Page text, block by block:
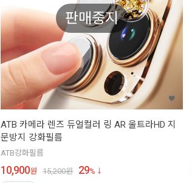
판매중지
ATB 카메라 렌즈 듀얼컬러 링 AR 울트라HD 지
문방지 강화필름
ATB강화필름
10,900원 15,200원 29%